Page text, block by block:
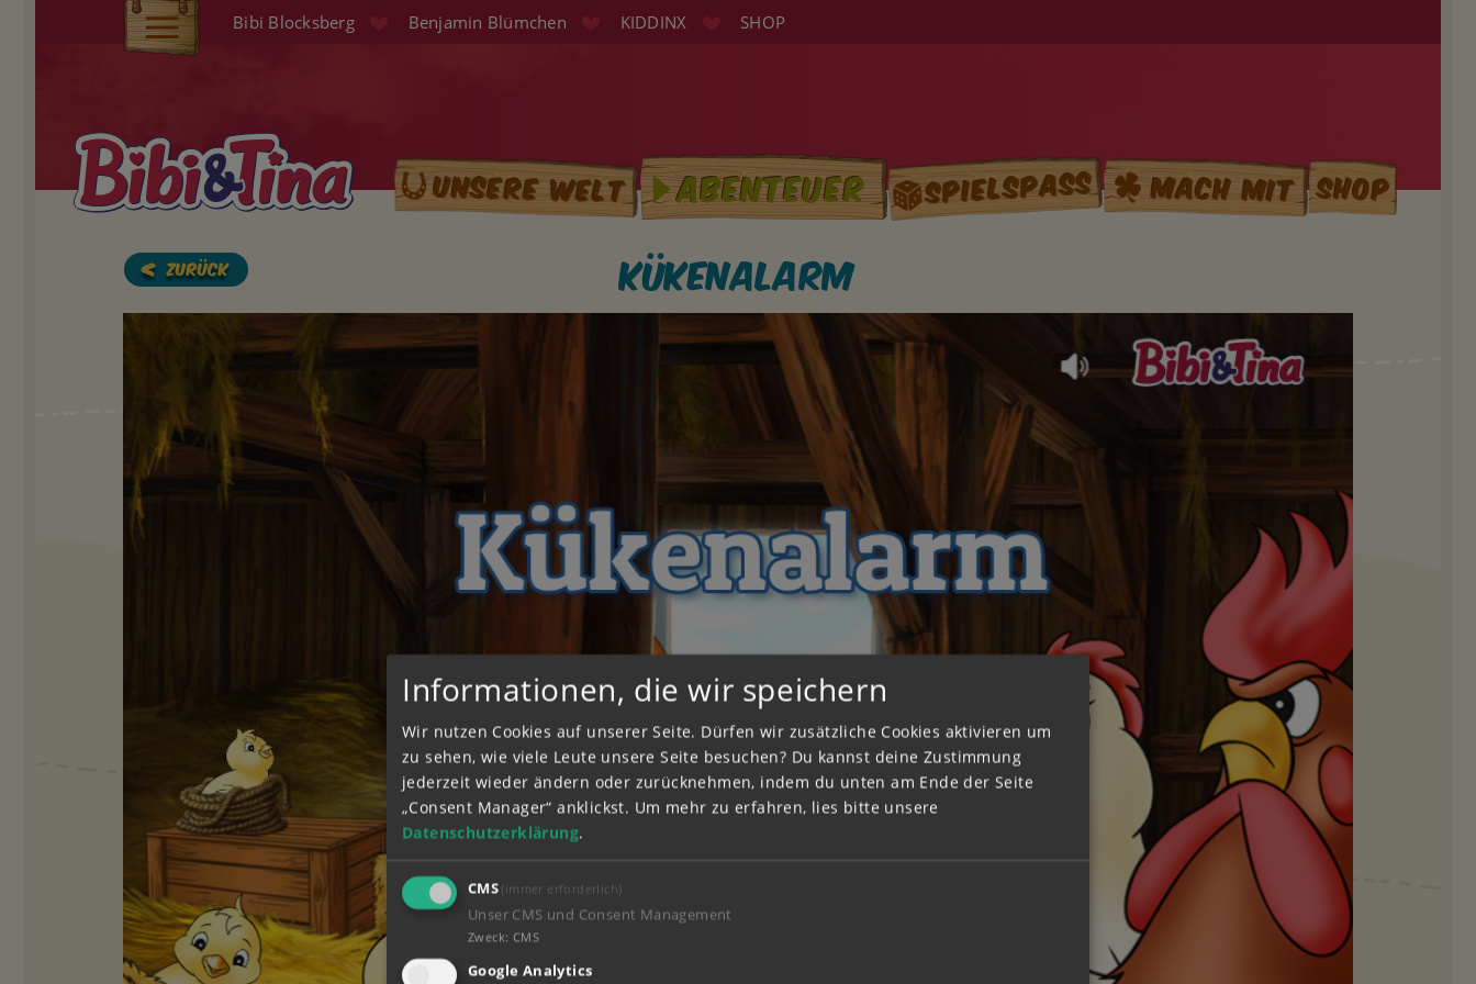
Elterninfo
Hörspiele
Audio (EN)
Bibi Blocksberg Benjamin Blümchen KIDDINX SHOP
Main
navigation
Unsere Welt Abenteuer Spielspass Mach mit Shop
Kükenalarm
Informationen, die wir speichern
Wir nutzen Cookies auf unserer Seite. Dürfen wir zusätzliche Cookies aktivieren um
zu sehen, wie viele Leute unsere Seite besuchen? Du kannst deine Zustimmung
jederzeit wieder ändern oder zurücknehmen, indem du unten am Ende der Seite
„Consent Manager“ anklickst. Um mehr zu erfahren, lies bitte unsere
Datenschutzerklärung.
CMS (immer erforderlich)
Unser CMS und Consent Management
Zweck: CMS
Google Analytics